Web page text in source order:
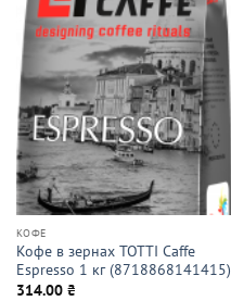
КОФЕ
Кофе в зернах TOTTI Caffe
Espresso 1 кг (8718868141415)
314.00 ₴